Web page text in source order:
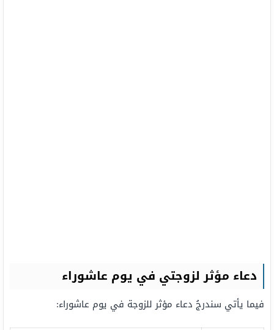
دعاء مؤثر لزوجتي في يوم عاشوراء
فيما يأتي سندرجُ دعاء مؤثر للزوجة في يوم عاشوراء: